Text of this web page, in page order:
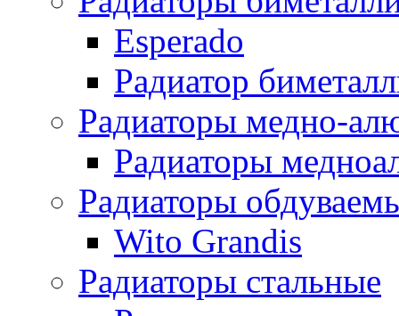
Esperado
Радиатор
Радиаторы медно-
Радиаторы
Радиаторы
Wito Grandis
Радиаторы стальные